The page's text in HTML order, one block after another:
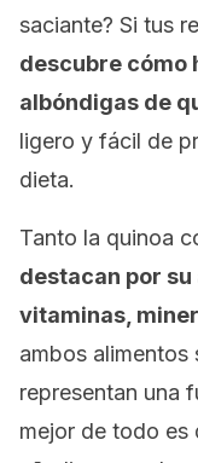
saciante? Si tus
descubre cómo
albóndigas de
ligero y fácil de
dieta.
Tanto la quinoa
destacan por
vitaminas,
ambos alimentos
representan una
mejor de todo es